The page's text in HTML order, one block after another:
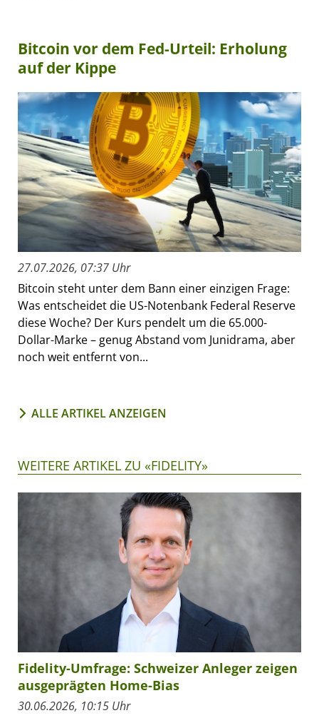
Bitcoin vor dem Fed-Urteil: Erholung
auf der Kippe
27.07.2026, 07:37 Uhr
Bitcoin steht unter dem Bann einer einzigen Frage:
Was entscheidet die US-Notenbank Federal Reserve
diese Woche? Der Kurs pendelt um die 65.000-
Dollar-Marke – genug Abstand vom Junidrama, aber
noch weit entfernt von...
ALLE ARTIKEL ANZEIGEN
WEITERE ARTIKEL ZU «FIDELITY»
Fidelity-Umfrage: Schweizer Anleger zeigen
ausgeprägten Home-Bias
30.06.2026, 10:15 Uhr